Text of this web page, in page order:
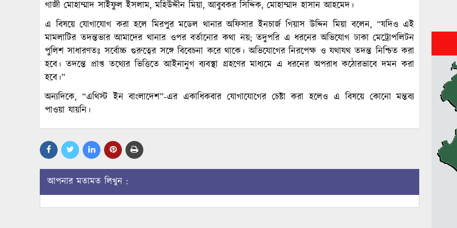
গাজী মোহাম্মাদ সাইফুল ইসলাম, মহিউদ্দীন মিয়া, আবুবকর সিদ্দিক, মোহাম্মাদ হাসান আহমেদ।
এ বিষয়ে যোগাযোগ করা হলে মিরপুর মডেল থানার অফিসার ইনচার্জ গিয়াস উদ্দিন মিয়া বলেন, “যদিও এই
মামলাটির তদন্তভার আমাদের থানার ওপর বর্তানোর কথা নয়; তদুপরি এ ধরনের অভিযোগ ঢাকা মেট্রোপলিটন
পুলিশ সাধারণতঃ সর্বোচ্চ গুরুত্বের সঙ্গে বিবেচনা করে থাকে। অভিযোগের নিরপেক্ষ ও যথাযথ তদন্ত নিশ্চিত করা
হবে। তদন্তে প্রাপ্ত তথ্যের ভিত্তিতে আইনানুগ ব্যবস্থা গ্রহণের মাধ্যমে এ ধরনের অপরাধ কঠোরভাবে দমন করা
হবে।”
অন্যদিকে, “এথিস্ট ইন বাংলাদেশ”-এর একাধিকবার যোগাযোগের চেষ্টা করা হলেও এ বিষয়ে কোনো মন্তব্য
পাওয়া যায়নি।
আপনার মতামত লিখুন :